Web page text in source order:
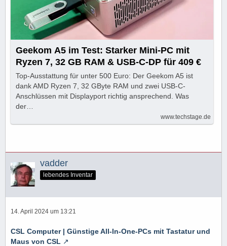
Geekom A5 im Test: Starker Mini-PC mit
Ryzen 7, 32 GB RAM & USB-C-DP für 409 €
Top-Ausstattung für unter 500 Euro: Der Geekom A5 ist
dank AMD Ryzen 7, 32 GByte RAM und zwei USB-C-
Anschlüssen mit Displayport richtig ansprechend. Was
der…
www.techstage.de
vadder
lebendes Inventar
14. April 2024 um 13:21
CSL Computer | Günstige All-In-One-PCs mit Tastatur und
Maus von CSL